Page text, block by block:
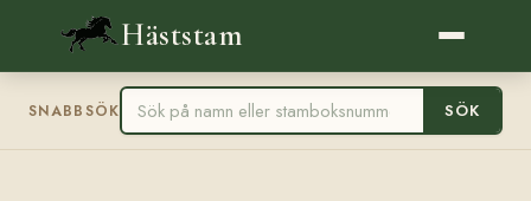
Häststam
SNABBSÖK SÖK